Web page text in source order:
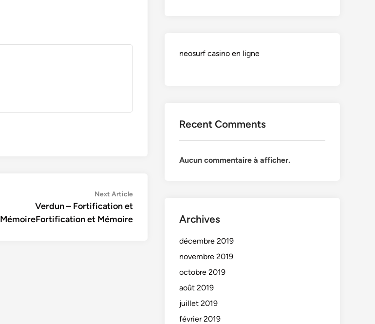
Next ArticleNext
article:
Verdun – Fortification et
MémoireFortification et Mémoire
neosurf casino en ligne
Recent Comments
Aucun commentaire à afficher.
Archives
décembre 2019
novembre 2019
octobre 2019
août 2019
juillet 2019
février 2019